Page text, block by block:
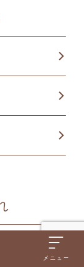
メニュー